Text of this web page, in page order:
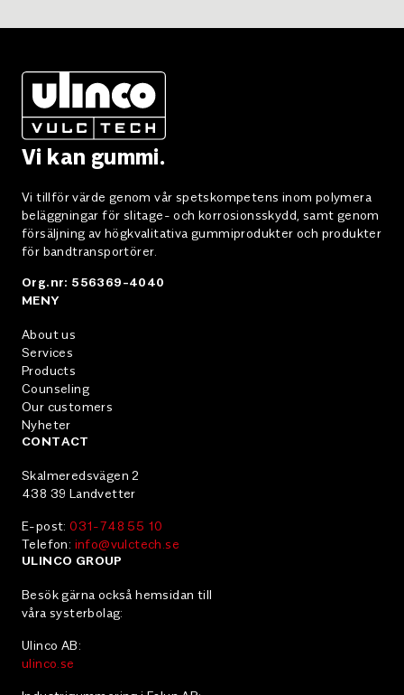
Vi kan gummi.
Vi tillför värde genom vår spetskompetens inom polymera
beläggningar för slitage- och korrosionsskydd, samt genom
försäljning av högkvalitativa gummiprodukter och produkter
för bandtransportörer.
Org.nr: 556369-4040
MENY
About us
Services
Products
Counseling
Our customers
Nyheter
CONTACT
Skalmeredsvägen 2
438 39 Landvetter
E-post:031-748 55 10
Telefon: info@vulctech.se
ULINCO GROUP
Besök gärna också hemsidan till
våra systerbolag:
Ulinco AB:
ulinco.se